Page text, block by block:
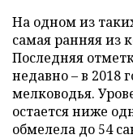
На одном из
самая ранняя из
Последняя
недавно – в 2018
мелководья.
остается ниже
обмелела до 54